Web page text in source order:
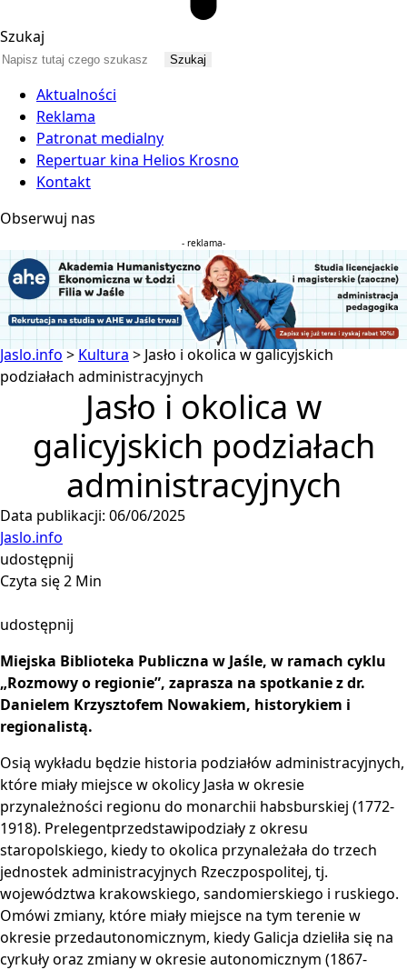
Szukaj
Aktualności
Reklama
Patronat medialny
Repertuar kina Helios Krosno
Kontakt
Obserwuj nas
- reklama-
Jaslo.info>Kultura>Jasło i okolica w galicyjskich
podziałach administracyjnych
Jasło i okolica w
galicyjskich podziałach
administracyjnych
Data publikacji: 06/06/2025
Jaslo.info
udostępnij
Czyta się 2 Min
udostępnij
Miejska Biblioteka Publiczna w Jaśle, w ramach cyklu
„Rozmowy o regionie”, zaprasza na spotkanie z dr.
Danielem Krzysztofem Nowakiem, historykiem i
regionalistą.
Osią wykładu będzie historia podziałów administracyjnych,
które miały miejsce w okolicy Jasła w okresie
przynależności regionu do monarchii habsburskiej (1772-
1918). Prelegentprzedstawipodziały z okresu
staropolskiego, kiedy to okolica przynależała do trzech
jednostek administracyjnych Rzeczpospolitej, tj.
województwa krakowskiego, sandomierskiego i ruskiego.
Omówi zmiany, które miały miejsce na tym terenie w
okresie przedautonomicznym, kiedy Galicja dzieliła się na
cyrkuły oraz zmiany w okresie autonomicznym (1867-